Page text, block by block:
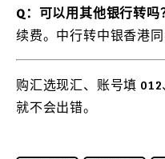
Q：可以用其他银行转吗
续费。中行转中银香港
购汇选现汇、账号填
就不会出错。